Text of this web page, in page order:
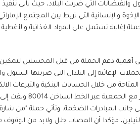
التي ضربت البلاد، حيث يأتي
والإنسانية التي تربط بين المجتمع
إغاثية تشتمل على المواد الغذائية والأغطية
دعم الحملة من قبل المحسنين لتمكين
الإغاثية إلى البلدان التي ضربتها
من خلال الحسابات البنكية والتبرعات
والبطاقات
جانب المبادرات الضخمة، وتأتي حملة "من
مؤكدا أن المصاب جلل ولابد من الوقوف